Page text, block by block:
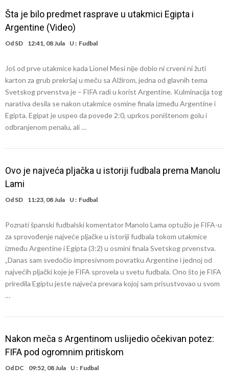
Šta je bilo predmet rasprave u utakmici Egipta i
Argentine (Video)
Od SD 12:41, 08 Jula U : Fudbal
Još od prve utakmice kada Lionel Mesi nije dobio ni crveni ni žuti
karton za grub prekršaj u meču sa Alžirom, jedna od glavnih tema
Svetskog prvenstva je – FIFA radi u korist Argentine. Kulminacija tog
narativa desila se nakon utakmice osmine finala između Argentine i
Egipta. Egipat je uspeo da povede 2:0, uprkos poništenom golu i
odbranjenom penalu, ali …
Ovo je najveća pljačka u istoriji fudbala prema Manolu
Lami
Od SD 11:23, 08 Jula U : Fudbal
Poznati španski fudbalski komentator Manolo Lama optužio je FIFA-u
za sprovođenje najveće pljačke u istoriji fudbala tokom utakmice
između Argentine i Egipta (3:2) u osmini finala Svetskog prvenstva.
„Danas sam svedočio impresivnom povratku Argentine i jednoj od
najvećih pljački koje je FIFA sprovela u svetu fudbala. Ono što je FIFA
priredila Egiptu jeste najveća prevara kojoj sam prisustvovao u svom
…
Nakon meča s Argentinom uslijedio očekivan potez:
FIFA pod ogromnim pritiskom
Od DC 09:52, 08 Jula U : Fudbal